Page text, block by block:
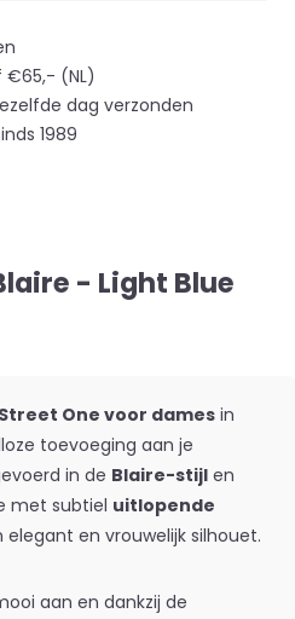
€65,- (NL)
dag verzonden
1989
- Light Blue
One voor dames in
toevoeging aan je
in de Blaire-stijl en
met subtiel uitlopende
en vrouwelijk silhouet.
aan en dankzij de